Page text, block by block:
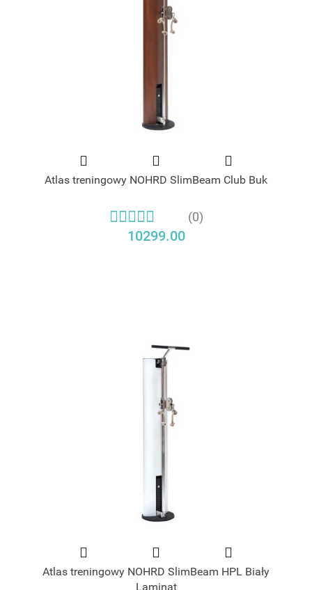
Atlas treningowy NOHRD SlimBeam Club Buk
(0)
10299.00
Atlas treningowy NOHRD SlimBeam HPL Biały
Laminat